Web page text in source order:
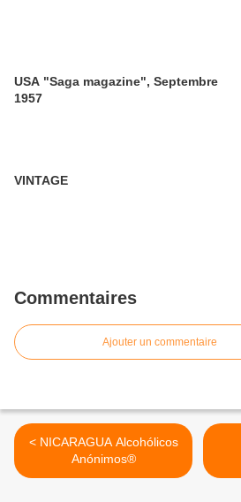
USA "Saga magazine", Septembre
1957
VINTAGE
Commentaires
Ajouter un commentaire
< NICARAGUA Alcohólicos
Anónimos®